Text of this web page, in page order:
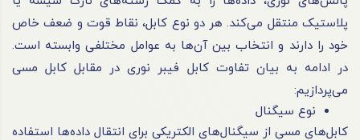
پلاستیک منتقل می‌کند. هر دو نوع کابل، نقاط قوت و ضعف خاص
خود را دارند و انتخاب بین آن‌ها به عوامل مختلفی وابسته است.
در ادامه به بیان تفاوت کابل فیبر نوری در مقابل کابل مسی
می‌پردازیم:
نوع سیگنال
کابل‌های مسی از سیگنال‌های الکتریکی برای انتقال داده‌ها استفاده